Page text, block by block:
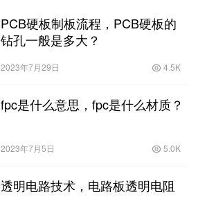
PCB硬板制板流程，PCB硬板的
钻孔一般是多大？
2023年7月29日 4.5K
fpc是什么意思，fpc是什么材质？
2023年7月5日 5.0K
透明电路技术，电路板透明电阻